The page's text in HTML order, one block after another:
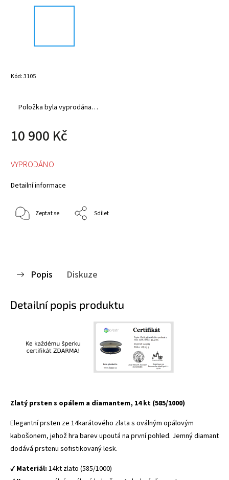
Kód:3105
Položka byla vyprodána…
10 900 Kč
VYPRODÁNO
Detailní informace
Zeptat se Sdílet
Popis Diskuze
Detailní popis produktu
Zlatý prsten s opálem a diamantem, 14 kt (585/1000)
Elegantní prsten ze 14karátového zlata s oválným opálovým
kabošonem, jehož hra barev upoutá na první pohled. Jemný diamant
dodává prstenu sofistikovaný lesk.
✔️ Materiál: 14kt zlato (585/1000)